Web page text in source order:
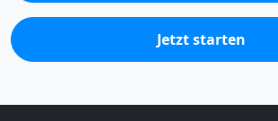
Jetzt starten